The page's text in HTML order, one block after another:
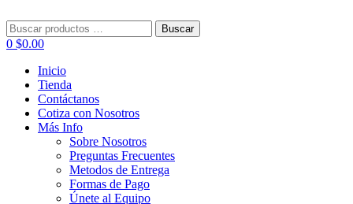
Buscar:
Buscar
0 $0.00
Inicio
Tienda
Contáctanos
Cotiza con Nosotros
Más Info
Sobre Nosotros
Preguntas Frecuentes
Metodos de Entrega
Formas de Pago
Únete al Equipo